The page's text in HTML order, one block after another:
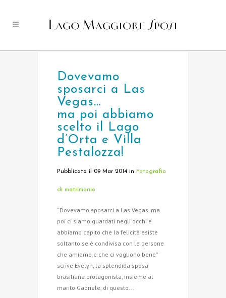
Dovevamo
sposarci a Las
Vegas…
ma poi abbiamo
scelto il Lago
d’Orta e Villa
Pestalozza!
Pubblicato il 09 Mar 2014 in Fotografia
di matrimonio
“Dovevamo sposarci a Las Vegas, ma
poi ci siamo guardati negli occhi e
abbiamo capito che la felicità esiste
soltanto se è condivisa con le persone
che amiamo e che ci vogliono bene”
scrive Evelyn, la splendida sposa
brasiliana protagonista, insieme al
marito Gabriele, di questo...